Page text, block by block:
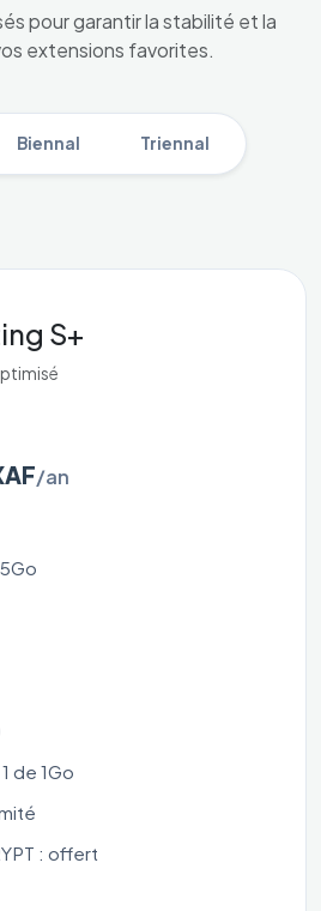
pour garantir la stabilité et la
extensions favorites.
Biennal Triennal
S+
/an
de 1Go
: offert